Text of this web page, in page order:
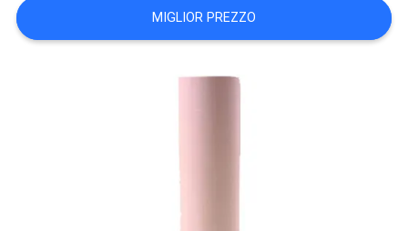
POLITICA
SULLA
MIGLIOR PREZZO